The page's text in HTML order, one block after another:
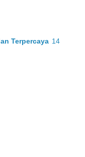
Terpercaya 14